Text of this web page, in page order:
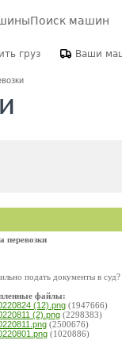
Поиск машин
груз Ваши
перевозки
подать документы в
файлы:
(12).png (1947666)
(2).png (2298383)
(2500676)
(1020886)